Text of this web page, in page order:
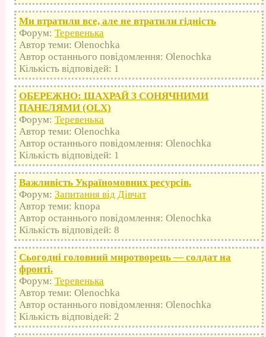
Ми втратили все, але не втратили гідність
Форум: Теревенька
Автор теми: Olenochka
Автор останнього повідомлення: Olenochka
Кількість відповідей: 1
ОБЕРЕЖНО: ШАХРАЙ З СОНЯЧНИМИ
ПАНЕЛЯМИ (OLX)
Форум: Теревенька
Автор теми: Olenochka
Автор останнього повідомлення: Olenochka
Кількість відповідей: 1
Важливість Україномовних ресурсів.
Форум: Запитання від Дівчат
Автор теми: knopa
Автор останнього повідомлення: Olenochka
Кількість відповідей: 8
Сьогодні головний миротворець — солдат на
фронті.
Форум: Теревенька
Автор теми: Olenochka
Автор останнього повідомлення: Olenochka
Кількість відповідей: 2